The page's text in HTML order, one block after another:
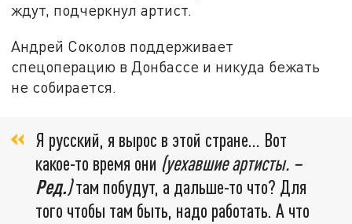
ждут, подчеркнул артист.
Андрей Соколов поддерживает
спецоперацию в Донбассе и никуда бежать
не собирается.
Я русский, я вырос в этой стране... Вот
какое-то время они (уехавшие артисты. –
Ред.)там побудут, а дальше-то что? Для
того чтобы там быть, надо работать. А что